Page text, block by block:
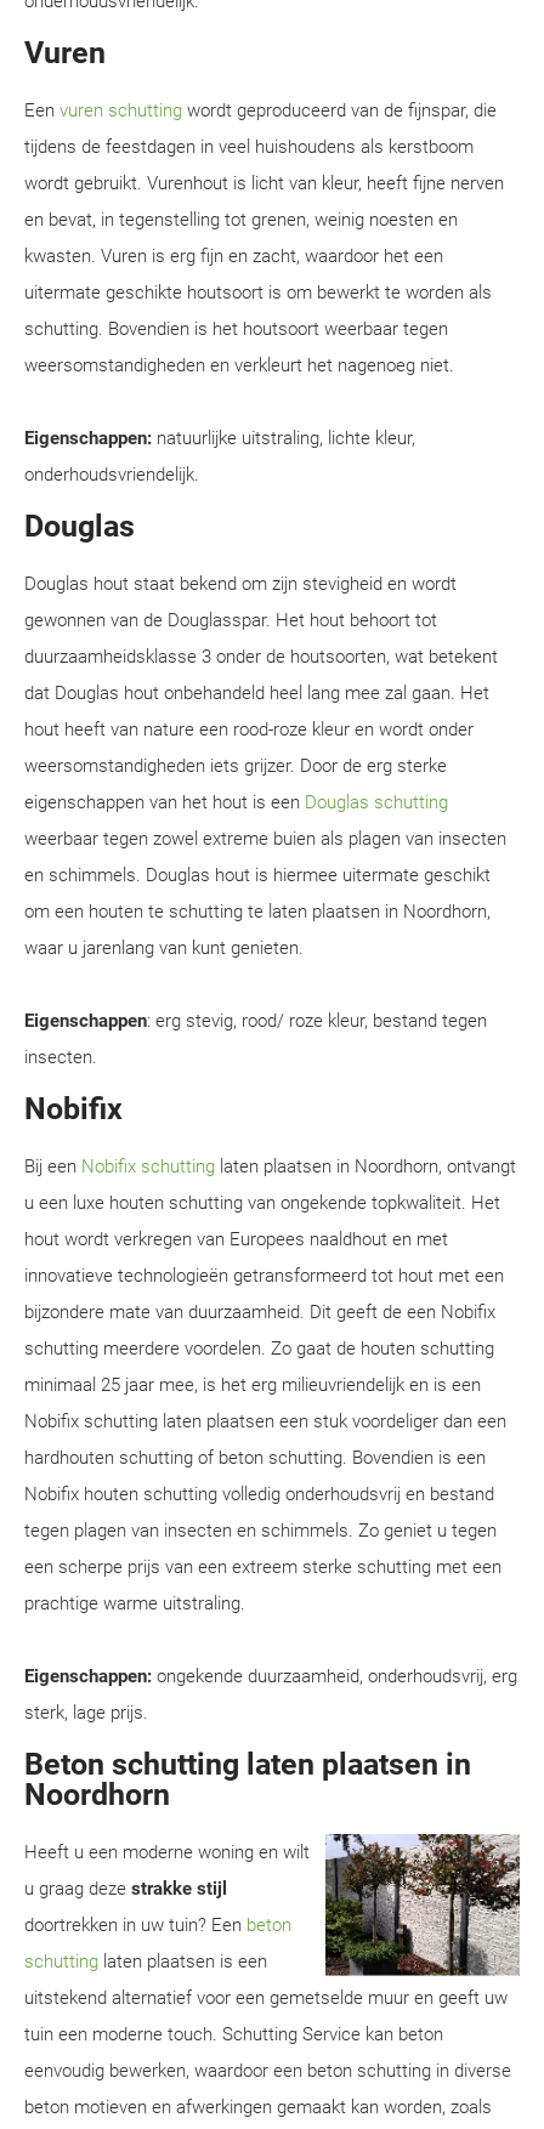
Vuren
Een vuren schutting wordt geproduceerd van de fijnspar, die
tijdens de feestdagen in veel huishoudens als kerstboom
wordt gebruikt. Vurenhout is licht van kleur, heeft fijne nerven
en bevat, in tegenstelling tot grenen, weinig noesten en
kwasten. Vuren is erg fijn en zacht, waardoor het een
uitermate geschikte houtsoort is om bewerkt te worden als
schutting. Bovendien is het houtsoort weerbaar tegen
weersomstandigheden en verkleurt het nagenoeg niet.
Eigenschappen: natuurlijke uitstraling, lichte kleur,
onderhoudsvriendelijk.
Douglas
Douglas hout staat bekend om zijn stevigheid en wordt
gewonnen van de Douglasspar. Het hout behoort tot
duurzaamheidsklasse 3 onder de houtsoorten, wat betekent
dat Douglas hout onbehandeld heel lang mee zal gaan. Het
hout heeft van nature een rood-roze kleur en wordt onder
weersomstandigheden iets grijzer. Door de erg sterke
eigenschappen van het hout is een Douglas schutting
weerbaar tegen zowel extreme buien als plagen van insecten
en schimmels. Douglas hout is hiermee uitermate geschikt
om een houten te schutting te laten plaatsen in Noordhorn,
waar u jarenlang van kunt genieten.
Eigenschappen: erg stevig, rood/ roze kleur, bestand tegen
insecten.
Nobifix
Bij een Nobifix schutting laten plaatsen in Noordhorn, ontvangt
u een luxe houten schutting van ongekende topkwaliteit. Het
hout wordt verkregen van Europees naaldhout en met
innovatieve technologieën getransformeerd tot hout met een
bijzondere mate van duurzaamheid. Dit geeft de een Nobifix
schutting meerdere voordelen. Zo gaat de houten schutting
minimaal 25 jaar mee, is het erg milieuvriendelijk en is een
Nobifix schutting laten plaatsen een stuk voordeliger dan een
hardhouten schutting of beton schutting. Bovendien is een
Nobifix houten schutting volledig onderhoudsvrij en bestand
tegen plagen van insecten en schimmels. Zo geniet u tegen
een scherpe prijs van een extreem sterke schutting met een
prachtige warme uitstraling.
Eigenschappen: ongekende duurzaamheid, onderhoudsvrij, erg
sterk, lage prijs.
Beton schutting laten plaatsen in
Noordhorn
Heeft u een moderne woning en wilt
u graag deze strakke stijl
doortrekken in uw tuin? Een beton
schutting laten plaatsen is een
uitstekend alternatief voor een gemetselde muur en geeft uw
tuin een moderne touch. Schutting Service kan beton
eenvoudig bewerken, waardoor een beton schutting in diverse
beton motieven en afwerkingen gemaakt kan worden, zoals